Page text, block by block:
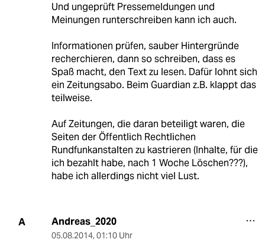
Und ungeprüft Pressemeldungen und
Meinungen runterschreiben kann ich auch.
Informationen prüfen, sauber Hintergründe
recherchieren, dann so schreiben, dass es
Spaß macht, den Text zu lesen. Dafür lohnt sich
ein Zeitungsabo. Beim Guardian z.B. klappt das
teilweise.
Auf Zeitungen, die daran beteiligt waren, die
Seiten der Öffentlich Rechtlichen
Rundfunkanstalten zu kastrieren (Inhalte, für die
ich bezahlt habe, nach 1 Woche Löschen???),
habe ich allerdings nicht viel Lust.
A Andreas_2020
05.08.2014, 01:10 Uhr